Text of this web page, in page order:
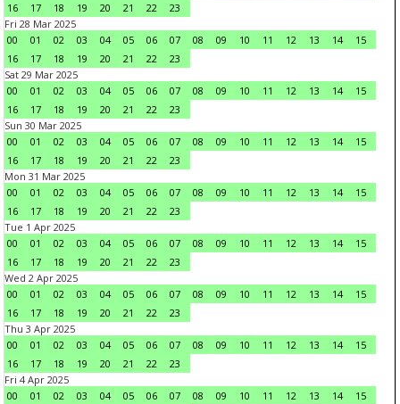
16
17 18 19 20 21 22
23
Fri 28 Mar 2025
00
01 02 03 04 05 06 07 08 09 10 11 12 13 14
15
16
17 18 19 20 21 22
23
Sat 29 Mar 2025
00
01 02 03 04 05 06 07 08 09 10 11 12 13 14
15
16
17 18 19 20 21 22
23
Sun 30 Mar 2025
00
01 02 03 04 05 06 07 08 09 10 11 12 13 14
15
16
17 18 19 20 21 22
23
Mon 31 Mar 2025
00
01 02 03 04 05 06 07 08 09 10 11 12 13 14
15
16
17 18 19 20 21 22
23
Tue 1 Apr 2025
00
01 02 03 04 05 06 07 08 09 10 11 12 13 14
15
16
17 18 19 20 21 22
23
Wed 2 Apr 2025
00
01 02 03 04 05 06 07 08 09 10 11 12 13 14
15
16
17 18 19 20 21 22
23
Thu 3 Apr 2025
00
01 02 03 04 05 06 07 08 09 10 11 12 13 14
15
16
17 18 19 20 21 22
23
Fri 4 Apr 2025
00
01 02 03 04 05 06 07 08 09 10 11 12 13 14
15